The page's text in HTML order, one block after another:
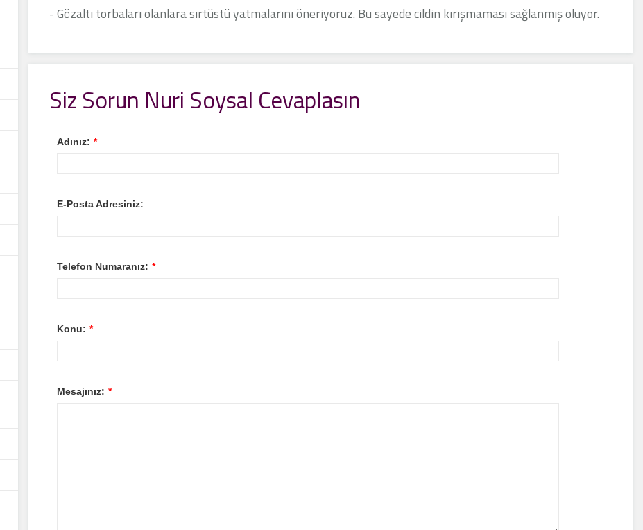
- Gözaltı torbaları olanlara sırtüstü yatmalarını öneriyoruz. Bu sayede cildin kırışmaması sağlanmış oluyor.
Siz Sorun Nuri Soysal Cevaplasın
Adınız: *
E-Posta Adresiniz:
Telefon Numaranız: *
Konu: *
Mesajınız: *